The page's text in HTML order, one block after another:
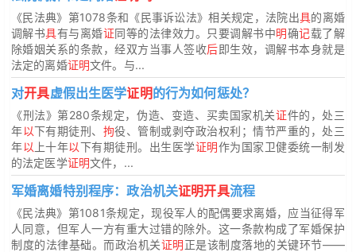
《民法典》第1078条和《民事诉讼法》相关规定，法院出具的离婚
调解书具有与离婚证同等的法律效力。只要调解书中明确记载了解
除婚姻关系的条款，经双方当事人签收后即生效，调解书本身就是
法定的离婚证明文件。与...
对开具虚假出生医学证明的行为如何惩处？
《刑法》第280条规定，伪造、变造、买卖国家机关证件的，处三
年以下有期徒刑、 拘役、管制或剥夺政治权利；情节严重的，处三
年以 上十年以下有期徒刑。出生医学证明作为国家卫健委统一制发
的法定医学证明文件，...
军婚离婚特别程序：政治机关证明开具流程
《民法典》第1081条规定，现役军人的配偶要求离婚，应当征得军
人同意，但军人一方有重大过错的除外。这一条款构成了军婚保护
制度的法律基础。而政治机关证明正是该制度落地的关键环节——